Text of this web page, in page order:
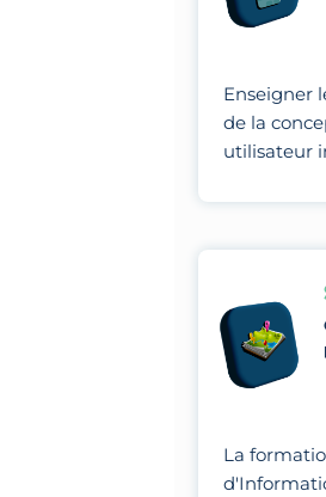
Enseigner
de la
utilisateur
La